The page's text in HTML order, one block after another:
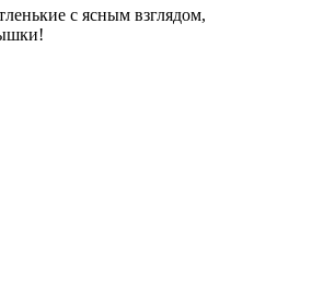
с ясным взглядом,